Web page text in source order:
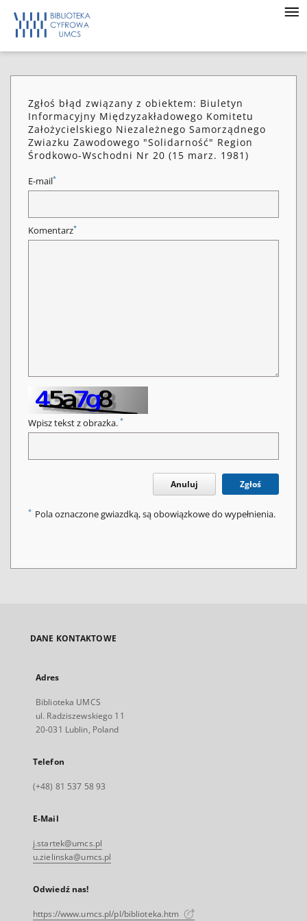
Zgłoś błąd związany z obiektem: Biuletyn
Informacyjny Międzyzakładowego Komitetu
Założycielskiego Niezależnego Samorządnego
Zwiazku Zawodowego "Solidarność" Region
Środkowo-Wschodni Nr 20 (15 marz. 1981)
E-mail*
Komentarz*
Wpisz tekst z obrazka. *
Anuluj Zgłoś
* Pola oznaczone gwiazdką, są obowiązkowe do wypełnienia.
DANE KONTAKTOWE
Adres
Biblioteka UMCS
ul. Radziszewskiego 11
20-031 Lublin, Poland
Telefon
(+48) 81 537 58 93
E-Mail
j.startek@umcs.pl
u.zielinska@umcs.pl
Odwiedź nas!
https://www.umcs.pl/pl/biblioteka.htm